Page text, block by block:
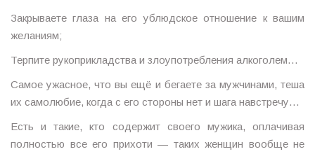
Закрываете глаза на его ублюдское отношение к вашим
желаниям;
Терпите рукоприкладства и злоупотребления алкоголем…
Самое ужасное, что вы ещё и бегаете за мужчинами, теша
их самолюбие, когда с его стороны нет и шага навстречу…
Есть и такие, кто содержит своего мужика, оплачивая
полностью все его прихоти — таких женщин вообще не